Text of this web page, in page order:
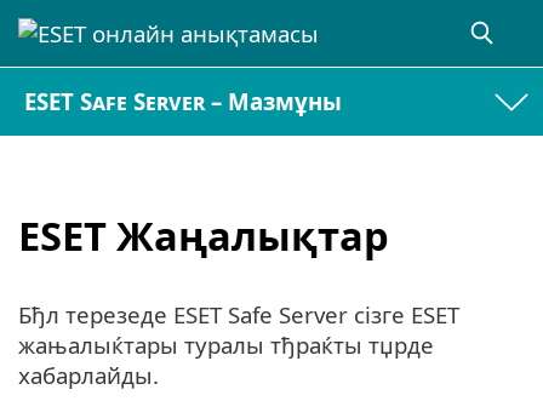
ESET Safe Server – Мазмұны
ESET Жаңалықтар
Бђл терезеде ESET Safe Server сізге ESET
жањалыќтары туралы тђраќты тџрде
хабарлайды.